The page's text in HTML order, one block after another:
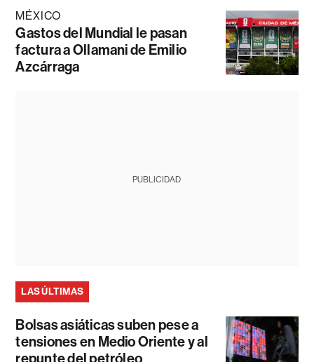
MÉXICO
Gastos del Mundial le pasan
factura a Ollamani de Emilio
Azcárraga
PUBLICIDAD
LAS ÚLTIMAS
Bolsas asiáticas suben pese a
tensiones en Medio Oriente y al
repunte del petróleo